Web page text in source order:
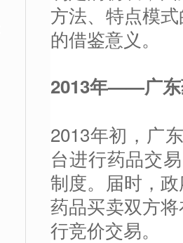
方法、特点模
的借鉴意义。
2013年——广东
2013年初，广
台进行药品交
制度。届时，
药品买卖双方
行竞价交易。